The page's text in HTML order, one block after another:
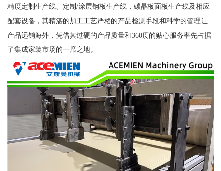
精度定制生产线、定制/涂层钢板生产线，碳晶板面板生产线及相应
配套设备，其精湛的加工工艺严格的产品检测手段和科学的管理让
产品远销海外，凭借其过硬的产品质量和360度的贴心服务率先占据
了集成家装市场的一席之地。